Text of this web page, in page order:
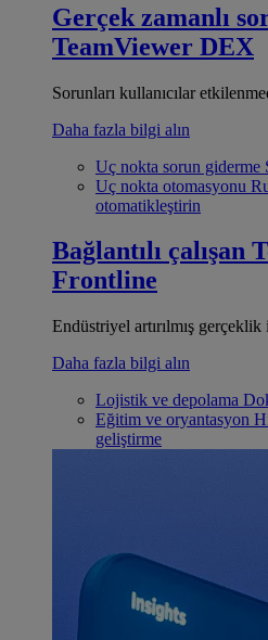
Gerçek zamanlı
TeamViewer DEX
Sorunları kullanıcılar
Daha fazla bilgi alın
Uç nokta sorun giderme
Uç nokta otomasyonu
otomatikleştirin
Bağlantılı çalışan
Frontline
Endüstriyel artırılmış
Daha fazla bilgi alın
Lojistik ve depolama
Eğitim ve oryantasyon
geliştirme